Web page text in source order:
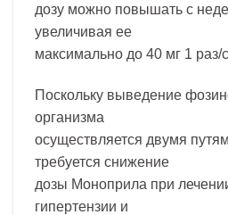
дозу можно повышать с
увеличивая ее
максимально до 40 мг 1 раз/
Поскольку выведение
организма
осуществляется двумя
требуется снижение
дозы Моноприла при
гипертензии и